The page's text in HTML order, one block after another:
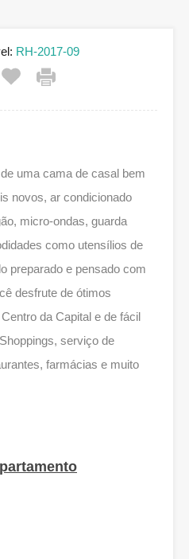
RH-2017-09
uma cama de casal bem
novos, ar condicionado
micro-ondas, guarda
como utensílios de
preparado e pensado com
desfrute de ótimos
da Capital e de fácil
serviço de
farmácias e muito